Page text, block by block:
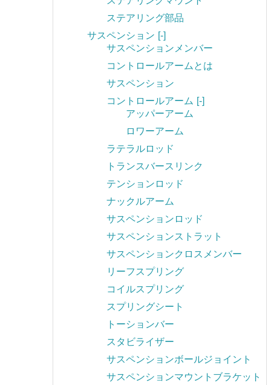
ステアリング部品
サスペンション [-]
サスペンションメンバー
コントロールアームとは
サスペンション
コントロールアーム [-]
アッパーアーム
ロワーアーム
ラテラルロッド
トランスバースリンク
テンションロッド
ナックルアーム
サスペンションロッド
サスペンションストラット
サスペンションクロスメンバー
リーフスプリング
コイルスプリング
スプリングシート
トーションバー
スタビライザー
サスペンションボールジョイント
サスペンションマウントブラケット